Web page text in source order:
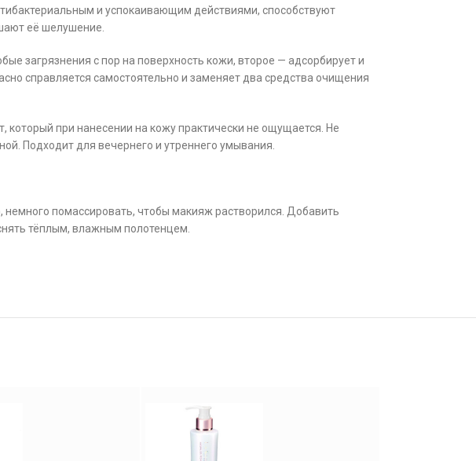
и успокаивающим действиями, способствуют
её шелушение.
загрязнения с пор на поверхность кожи, второе — адсорбирует и
справляется самостоятельно и заменяет два средства очищения
который при нанесении на кожу практически не ощущается. Не
Подходит для вечернего и утреннего умывания.
немного помассировать, чтобы макияж растворился. Добавить
тёплым, влажным полотенцем.